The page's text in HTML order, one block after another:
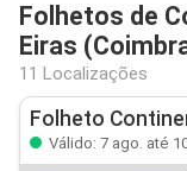
Folhetos de
Eiras
11 Localizações
Folheto
Válido: 7 ago. até